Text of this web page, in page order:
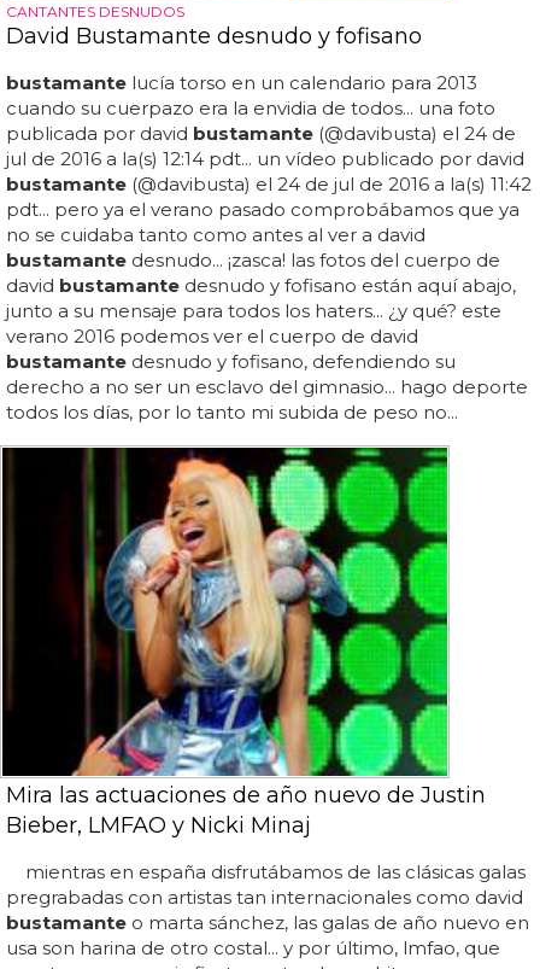
CANTANTES DESNUDOS
David Bustamante desnudo y fofisano
bustamante lucía torso en un calendario para 2013
cuando su cuerpazo era la envidia de todos... una foto
publicada por david bustamante (@davibusta) el 24 de
jul de 2016 a la(s) 12:14 pdt... un vídeo publicado por david
bustamante (@davibusta) el 24 de jul de 2016 a la(s) 11:42
pdt... pero ya el verano pasado comprobábamos que ya
no se cuidaba tanto como antes al ver a david
bustamante desnudo... ¡zasca! las fotos del cuerpo de
david bustamante desnudo y fofisano están aquí abajo,
junto a su mensaje para todos los haters... ¿y qué? este
verano 2016 podemos ver el cuerpo de david
bustamante desnudo y fofisano, defendiendo su
derecho a no ser un esclavo del gimnasio... hago deporte
todos los días, por lo tanto mi subida de peso no...
Mira las actuaciones de año nuevo de Justin
Bieber, LMFAO y Nicki Minaj
mientras en españa disfrutábamos de las clásicas galas
pregrabadas con artistas tan internacionales como david
bustamante o marta sánchez, las galas de año nuevo en
usa son harina de otro costal... y por último, lmfao, que